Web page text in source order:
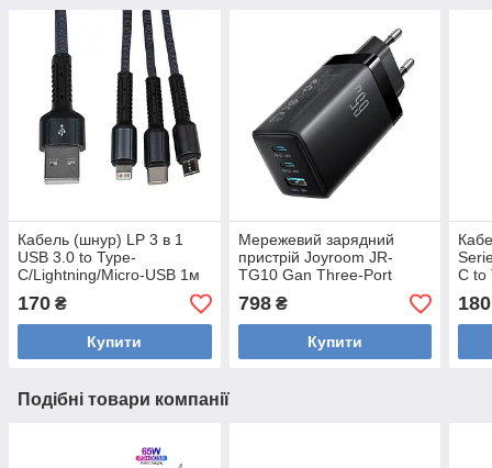
Кабель (шнур) LP 3 в 1
USB 3.0 to Type-
C/Lightning/Micro-USB 1м
170 ₴
Купити
Мережевий зарядний
пристрій Joyroom JR-
TG10 Gan Three-Port
(2×USB-C, 1×USB-A) 65w
Black
798₴
Купити
C to
180
Подібні товари компанії